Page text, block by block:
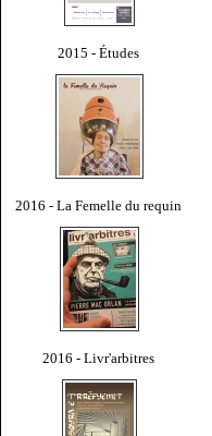
2015 - Études
2016 - La Femelle du requin
2016 - Livr'arbitres